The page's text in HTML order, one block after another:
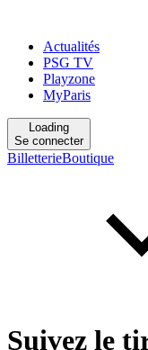
Actualités
PSG TV
Playzone
MyParis
Loading
Se connecter
BilletterieBoutique
Suivez le